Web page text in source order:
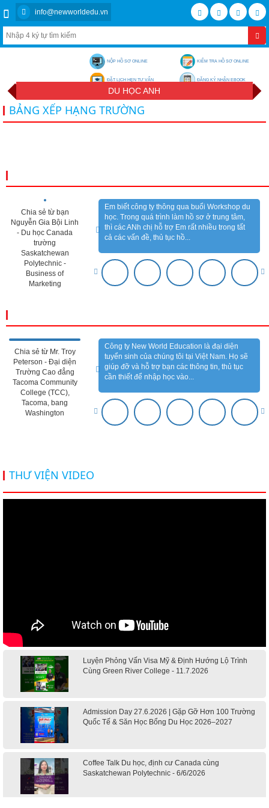
info@newworldedu.vn
NỘP HỒ SƠ ONLINE KIỂM TRA HỒ SƠ ONLINE
ĐẶT LỊCH HẸN TƯ VẤN ĐĂNG KÝ NHẬN EBOOK
DU HỌC ANH
BẢNG XẾP HẠNG TRƯỜNG
Chia sẻ từ bạn
Nguyễn Gia Bội Linh
- Du học Canada
trường
Saskatchewan
Polytechnic -
Business of
Marketing
Em biết công ty thông qua buổi Workshop du
học. Trong quá trình làm hồ sơ ở trung tâm,
thì các ANh chị hỗ trợ Em rất nhiều trong tất
cả các vấn đề, thủ tục hồ...
Chia sẻ từ Mr. Troy
Peterson - Đại diện
Trường Cao đẳng
Tacoma Community
College (TCC),
Tacoma, bang
Washington
Công ty New World Education là đại diện
tuyển sinh của chúng tôi tại Việt Nam. Họ sẽ
giúp đỡ và hỗ trợ bạn các thông tin, thủ tục
cần thiết để nhập học vào...
THƯ VIỆN VIDEO
Luyện Phỏng Vấn Visa Mỹ & Định Hướng Lộ Trình
Cùng Green River College - 11.7.2026
Admission Day 27.6.2026 | Gặp Gỡ Hơn 100 Trường
Quốc Tế & Săn Học Bổng Du Học 2026–2027
Coffee Talk Du học, định cư Canada cùng
Saskatchewan Polytechnic - 6/6/2026